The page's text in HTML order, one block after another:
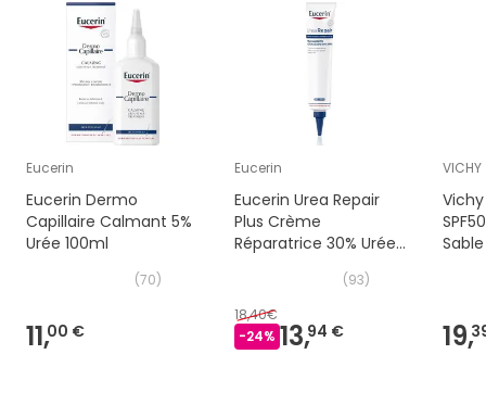
Eucerin
Eucerin Dermo
Capillaire Calmant 5%
Urée 100ml
(70)
11,00 €
Eucerin
Eucerin Urea Repair
Plus Crème
Réparatrice 30% Urée
(93)
18,40€
-24% 13,94 €
VICHY
19,